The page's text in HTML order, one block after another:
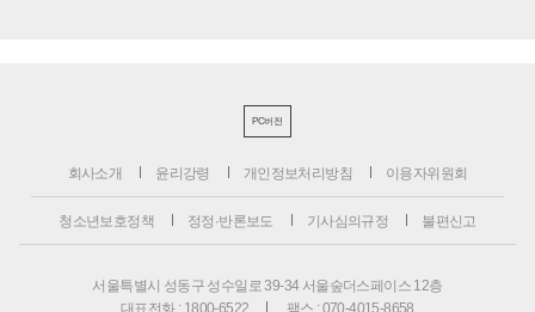
PC버전
회사소개 윤리강령 개인정보처리방침 이용자위원회
청소년보호정책 정정·반론보도 기사심의규정 불편신고
서울특별시 성동구 성수일로 39-34 서울숲더스페이스 12층